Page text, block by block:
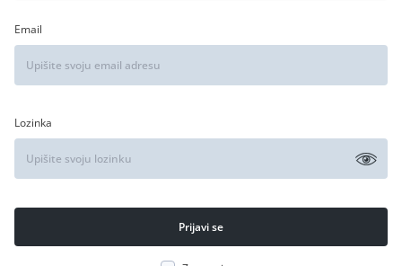
Email
Lozinka